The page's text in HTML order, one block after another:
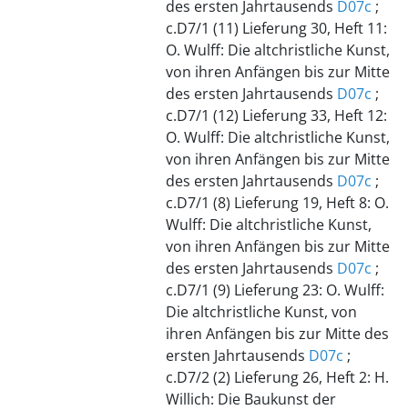
des ersten Jahrtausends D07c ;
c.D7/1 (11) Lieferung 30, Heft 11:
O. Wulff: Die altchristliche Kunst,
von ihren Anfängen bis zur Mitte
des ersten Jahrtausends D07c ;
c.D7/1 (12) Lieferung 33, Heft 12:
O. Wulff: Die altchristliche Kunst,
von ihren Anfängen bis zur Mitte
des ersten Jahrtausends D07c ;
c.D7/1 (8) Lieferung 19, Heft 8: O.
Wulff: Die altchristliche Kunst,
von ihren Anfängen bis zur Mitte
des ersten Jahrtausends D07c ;
c.D7/1 (9) Lieferung 23: O. Wulff:
Die altchristliche Kunst, von
ihren Anfängen bis zur Mitte des
ersten Jahrtausends D07c ;
c.D7/2 (2) Lieferung 26, Heft 2: H.
Willich: Die Baukunst der